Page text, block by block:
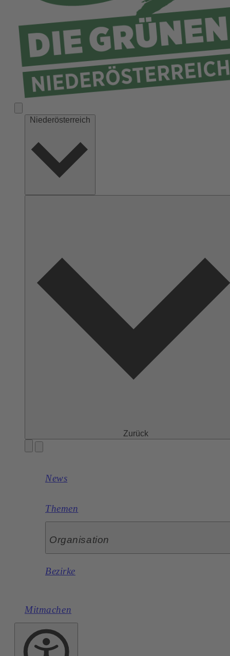
Niederösterreich
Zurück
News
Themen
Organisation
Bezirke
Mitmachen